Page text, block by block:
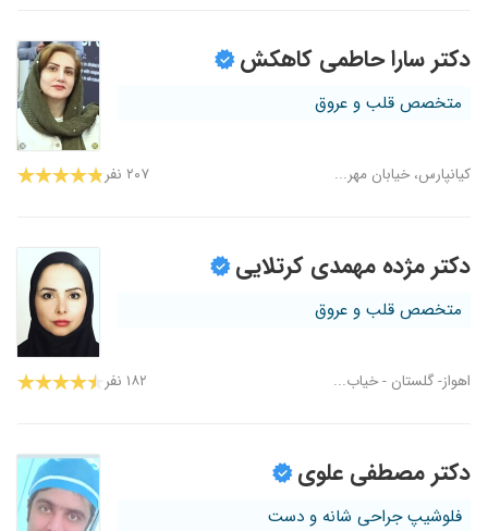
دکتر سارا حاطمی کاهکش
متخصص قلب و عروق
کیانپارس، خیابان مهر... ۲۰۷ نفر
دکتر مژده مهمدی کرتلایی
متخصص قلب و عروق
اهواز- گلستان - خیاب... ۱۸۲ نفر
دکتر مصطفی علوی
فلوشیپ جراحی شانه و دست